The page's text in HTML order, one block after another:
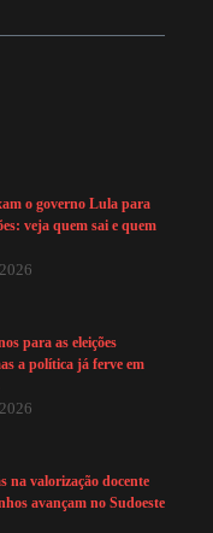
o governo Lula para
veja quem sai e quem
para as eleições
a política já ferve em
na valorização docente
avançam no Sudoeste